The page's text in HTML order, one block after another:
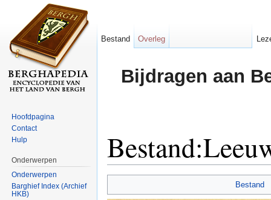
Bijdragen aan
Bestand
Bestand Overleg
Hoofdpagina
Contact
Hulp
Onderwerpen
Onderwerpen
Barghief Index (Archief
HKB)